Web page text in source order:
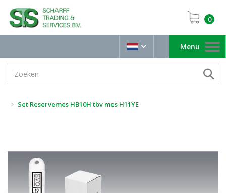
0
Toggle
navigation
Menu
Set Reservemes HB10H tbv mes H11YE